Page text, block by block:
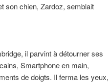
son chien, Zardoz, semblait
il parvint à détourner ses
Smartphone en main,
de doigts. Il ferma les yeux,